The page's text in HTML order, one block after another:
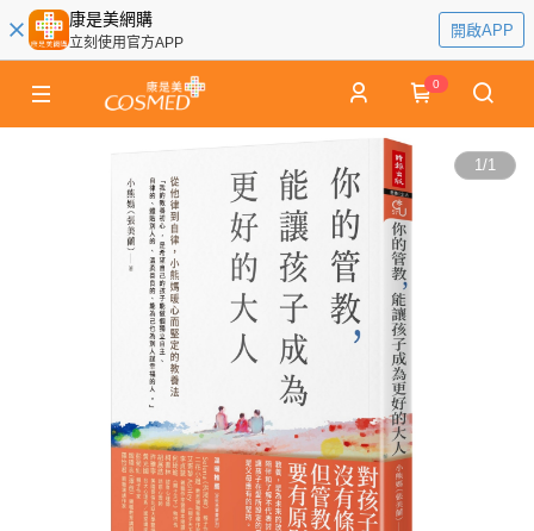
康是美網購
立刻使用官方APP
開啟APP
0
1/1